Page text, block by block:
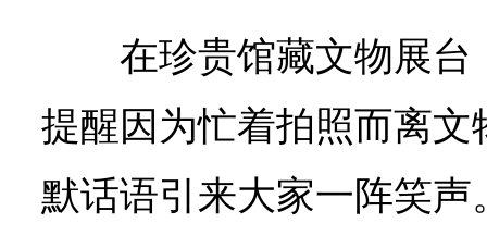
在珍贵馆藏文物展
提醒因为忙着拍照而离
默话语引来大家一阵笑声